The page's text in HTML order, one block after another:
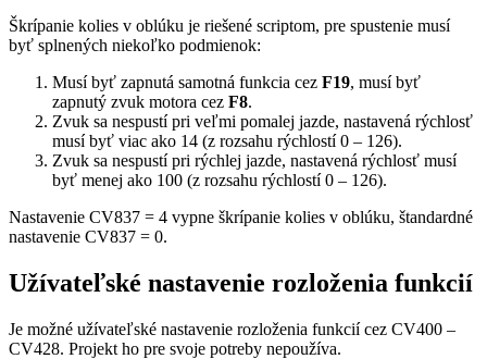
Škrípanie kolies v oblúku je riešené scriptom, pre spustenie musí
byť splnených niekoľko podmienok:
Musí byť zapnutá samotná funkcia cez F19, musí byť
zapnutý zvuk motora cez F8.
Zvuk sa nespustí pri veľmi pomalej jazde, nastavená rýchlosť
musí byť viac ako 14 (z rozsahu rýchlostí 0 – 126).
Zvuk sa nespustí pri rýchlej jazde, nastavená rýchlosť musí
byť menej ako 100 (z rozsahu rýchlostí 0 – 126).
Nastavenie CV837 = 4 vypne škrípanie kolies v oblúku, štandardné
nastavenie CV837 = 0.
Užívateľské nastavenie rozloženia funkcií
Je možné užívateľské nastavenie rozloženia funkcií cez CV400 –
CV428. Projekt ho pre svoje potreby nepoužíva.